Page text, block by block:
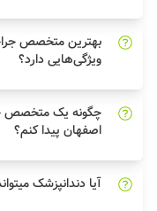
بهترین متخصص
ویژگی‌هایی دارد؟
چگونه یک متخصص
اصفهان پیدا کنم؟
آیا دندانپزشک